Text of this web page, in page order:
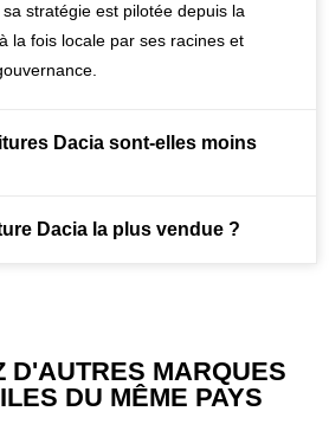
stratégie est pilotée depuis la
la fois locale par ses racines et
Dacia sont-elles moins
Dacia la plus vendue ?
D'AUTRES MARQUES
DU MÊME PAYS